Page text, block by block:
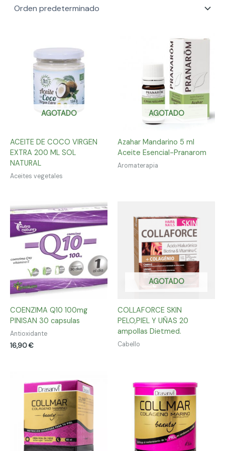
AGOTADO
ACEITE DE COCO VIRGEN
EXTRA 200 ML SOL
NATURAL
Aceites vegetales
AGOTADO
Azahar Mandarino 5 ml
Aceite Esencial-Pranarom
Aromaterapia
COENZIMA Q10 100mg
PINISAN 30 capsulas
Antioxidante
16,90€
AGOTADO
COLLAFORCE SKIN
PELO,PIEL Y UÑAS 20
ampollas Dietmed.
Cabello